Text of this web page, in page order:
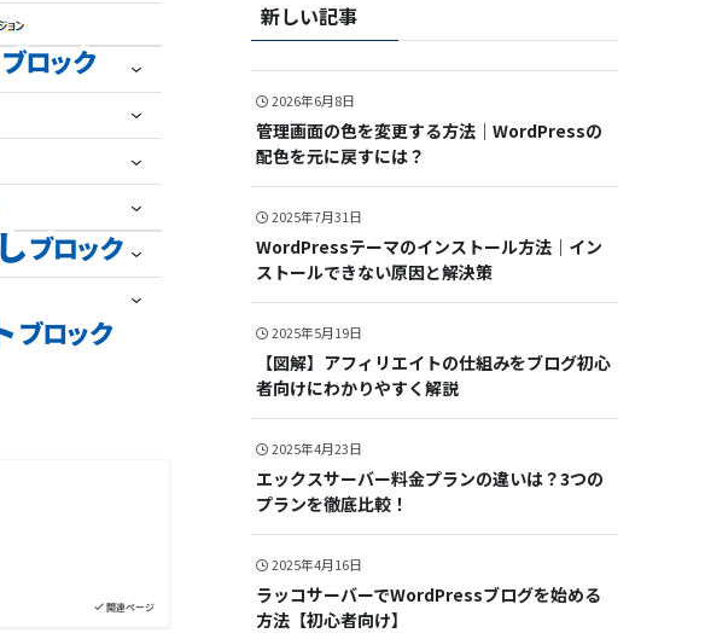
関連ページ
新しい記事
2026年6月8日
管理画面の色を変更する方法｜WordPressの
配色を元に戻すには？
2025年7月31日
WordPressテーマのインストール方法｜イン
ストールできない原因と解決策
2025年5月19日
【図解】アフィリエイトの仕組みをブログ初心
者向けにわかりやすく解説
2025年4月23日
エックスサーバー料金プランの違いは？3つの
プランを徹底比較！
2025年4月16日
ラッコサーバーでWordPressブログを始める
方法【初心者向け】